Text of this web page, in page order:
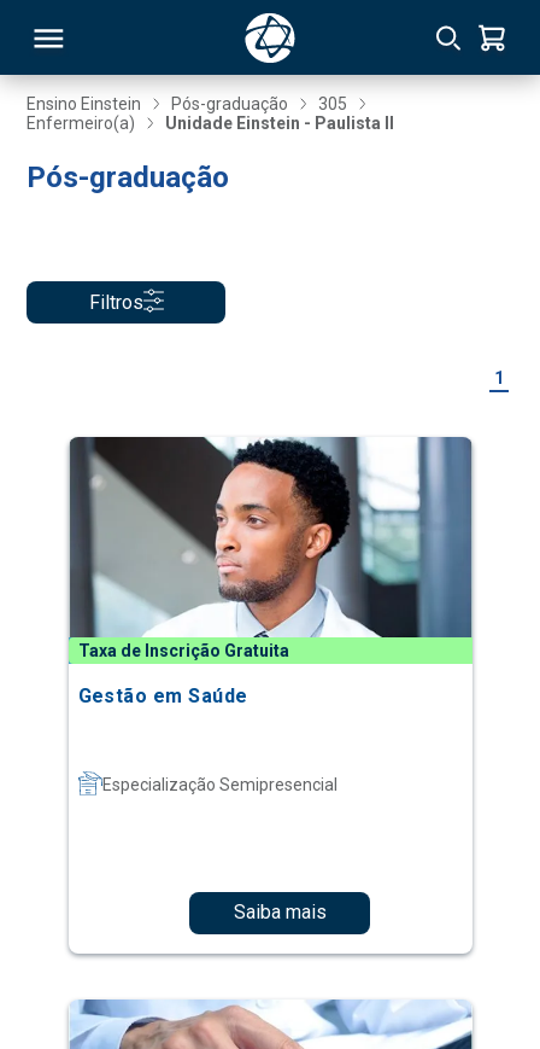
Ensino Einstein Pós-graduação
305
Enfermeiro(a)
Unidade Einstein - Paulista II
Pós-graduação
Filtros
1
Taxa de Inscrição Gratuita
Gestão em Saúde
Especialização Semipresencial
Saiba mais